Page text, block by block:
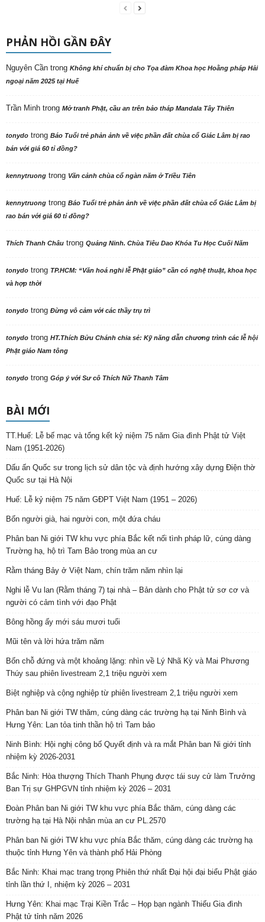
PHẢN HỒI GẦN ĐÂY
Nguyên Cần trong Không khí chuẩn bị cho Tọa đàm Khoa học Hoằng pháp Hải
ngoại năm 2025 tại Huế
Trần Minh trong Mở tranh Phật, cầu an trên bảo tháp Mandala Tây Thiên
tonydo trong Báo Tuổi trẻ phản ảnh về việc phần đất chùa cổ Giác Lâm bị rao
bán với giá 60 tỉ đồng?
kennytruong trong Vãn cảnh chùa cổ ngàn năm ở Triều Tiên
kennytruong trong Báo Tuổi trẻ phản ảnh về việc phần đất chùa cổ Giác Lâm bị
rao bán với giá 60 tỉ đồng?
Thích Thanh Châu trong Quảng Ninh. Chùa Tiêu Dao Khóa Tu Học Cuối Năm
tonydo trong TP.HCM: “Văn hoá nghi lễ Phật giáo” cần có nghệ thuật, khoa học
và hợp thời
tonydo trong Đừng vô cảm với các thầy trụ trì
tonydo trong HT.Thích Bửu Chánh chia sẻ: Kỹ năng dẫn chương trình các lễ hội
Phật giáo Nam tông
tonydo trong Góp ý với Sư cô Thích Nữ Thanh Tâm
BÀI MỚI
TT.Huế: Lễ bế mạc và tổng kết kỷ niệm 75 năm Gia đình Phật tử Việt
Nam (1951-2026)
Dấu ấn Quốc sư trong lịch sử dân tộc và định hướng xây dựng Điện thờ
Quốc sư tại Hà Nội
Huế: Lễ kỷ niệm 75 năm GĐPT Việt Nam (1951 – 2026)
Bốn người già, hai người con, một đứa cháu
Phân ban Ni giới TW khu vực phía Bắc kết nối tình pháp lữ, cúng dàng
Trường hạ, hộ trì Tam Bảo trong mùa an cư
Rằm tháng Bảy ở Việt Nam, chín trăm năm nhìn lại
Nghi lễ Vu lan (Rằm tháng 7) tại nhà – Bản dành cho Phật tử sơ cơ và
người có cảm tình với đạo Phật
Bông hồng ấy mới sáu mươi tuổi
Mũi tên và lời hứa trăm năm
Bốn chỗ đứng và một khoảng lặng: nhìn về Lý Nhã Kỳ và Mai Phương
Thúy sau phiên livestream 2,1 triệu người xem
Biệt nghiệp và cộng nghiệp từ phiên livestream 2,1 triệu người xem
Phân ban Ni giới TW thăm, cúng dàng các trường hạ tại Ninh Bình và
Hưng Yên: Lan tỏa tinh thần hộ trì Tam bảo
Ninh Bình: Hội nghị công bố Quyết định và ra mắt Phân ban Ni giới tỉnh
nhiệm kỳ 2026-2031
Bắc Ninh: Hòa thượng Thích Thanh Phụng được tái suy cử làm Trưởng
Ban Trị sự GHPGVN tỉnh nhiệm kỳ 2026 – 2031
Đoàn Phân ban Ni giới TW khu vực phía Bắc thăm, cúng dàng các
trường hạ tại Hà Nội nhân mùa an cư PL.2570
Phân ban Ni giới TW khu vực phía Bắc thăm, cúng dàng các trường hạ
thuộc tỉnh Hưng Yên và thành phố Hải Phòng
Bắc Ninh: Khai mạc trang trọng Phiên thứ nhất Đại hội đại biểu Phật giáo
tỉnh lần thứ I, nhiệm kỳ 2026 – 2031
Hưng Yên: Khai mạc Trại Kiền Trắc – Họp bạn ngành Thiếu Gia đình
Phật tử tỉnh năm 2026